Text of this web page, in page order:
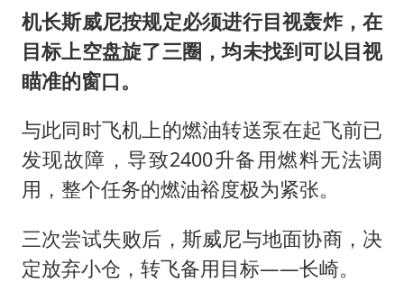
机长斯威尼按规定必须进行目视轰炸，在
目标上空盘旋了三圈，均未找到可以目视
瞄准的窗口。
与此同时飞机上的燃油转送泵在起飞前已
发现故障，导致2400升备用燃料无法调
用，整个任务的燃油裕度极为紧张。
三次尝试失败后，斯威尼与地面协商，决
定放弃小仓，转飞备用目标——长崎。